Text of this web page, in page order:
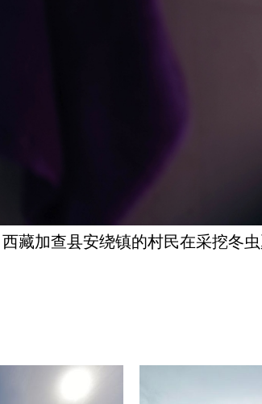
加查县安绕镇的村民在采挖冬虫